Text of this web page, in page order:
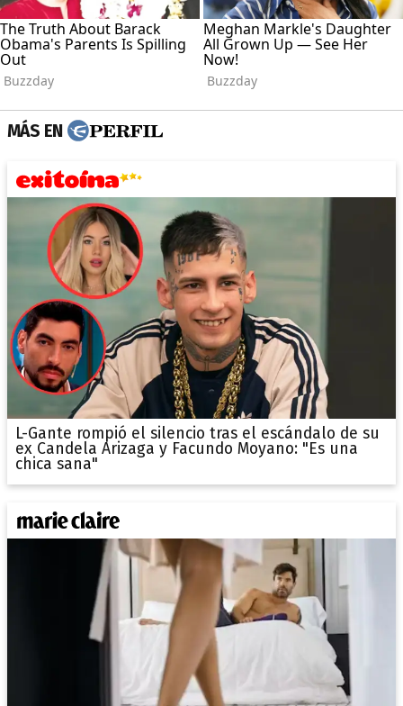
MÁS EN
L-Gante rompió el silencio tras el escándalo de su
ex Candela Arizaga y Facundo Moyano: "Es una
chica sana"